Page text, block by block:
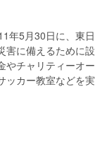
年5月30日に、東日
害に備えるために設
やチャリティーオー
ッカー教室などを実